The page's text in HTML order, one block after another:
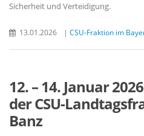
Sicherheit und Verteidigung.
13.01.2026 | CSU-Fraktion im
12. – 14. Januar
der CSU-
Banz